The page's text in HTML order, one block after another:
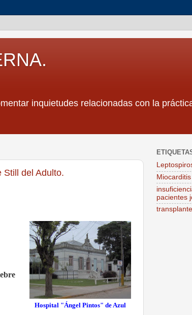
inquietudes relacionadas con la
Still del Adulto.
Hospital "Ángel Pintos" de Azul
Miocarditis
pacientes